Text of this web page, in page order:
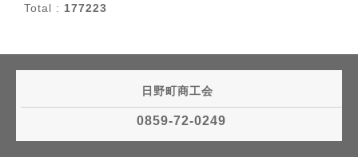
Total : 177223
日野町商工会
0859-72-0249